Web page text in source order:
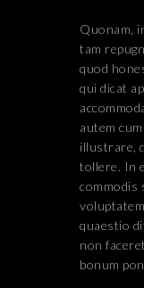
Quonam,
tam
quod
qui dicat
autem
illustrare,
tollere. In
commodis
quaestio
non
bonum